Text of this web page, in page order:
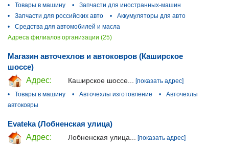
•
Товары в машину •
Запчасти для иностранных-машин
•
Запчасти для российских авто •
Аккумуляторы для авто
•
Средства для автомобилей и масла
Адреса филиалов организации (25)
Магазин авточехлов и автоковров (Каширское
шоссе)
Адрес:
Каширское шоссе...
[показать адрес]
•
Товары в машину • Авточехлы изготовление •
Авточехлы
автоковры
Evateka (Лобненская улица)
Адрес:
Лобненская улица...
[показать адрес]